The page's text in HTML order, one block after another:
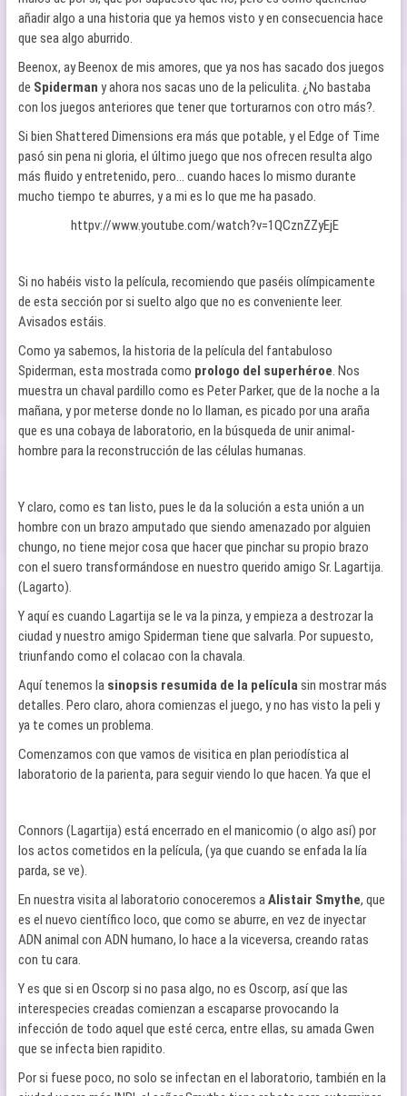
añadir algo a una historia que ya hemos visto y en consecuencia hace
que sea algo aburrido.
Beenox, ay Beenox de mis amores, que ya nos has sacado dos juegos
de Spiderman y ahora nos sacas uno de la peliculita. ¿No bastaba
con los juegos anteriores que tener que torturarnos con otro más?.
Si bien Shattered Dimensions era más que potable, y el Edge of Time
pasó sin pena ni gloria, el último juego que nos ofrecen resulta algo
más fluido y entretenido, pero… cuando haces lo mismo durante
mucho tiempo te aburres, y a mi es lo que me ha pasado.
httpv://www.youtube.com/watch?v=1QCznZZyEjE
Si no habéis visto la película, recomiendo que paséis olímpicamente
de esta sección por si suelto algo que no es conveniente leer.
Avisados estáis.
Como ya sabemos, la historia de la película del fantabuloso
Spiderman, esta mostrada como prologo del superhéroe. Nos
muestra un chaval pardillo como es Peter Parker, que de la noche a la
mañana, y por meterse donde no lo llaman, es picado por una araña
que es una cobaya de laboratorio, en la búsqueda de unir animal-
hombre para la reconstrucción de las células humanas.
Y claro, como es tan listo, pues le da la solución a esta unión a un
hombre con un brazo amputado que siendo amenazado por alguien
chungo, no tiene mejor cosa que hacer que pinchar su propio brazo
con el suero transformándose en nuestro querido amigo Sr. Lagartija.
(Lagarto).
Y aquí es cuando Lagartija se le va la pinza, y empieza a destrozar la
ciudad y nuestro amigo Spiderman tiene que salvarla. Por supuesto,
triunfando como el colacao con la chavala.
Aquí tenemos lasinopsis resumida de la películasin mostrar más
detalles. Pero claro, ahora comienzas el juego, y no has visto la peli y
ya te comes un problema.
Comenzamos con que vamos de visitica en plan periodística al
laboratorio de la parienta, para seguir viendo lo que hacen. Ya que el
Connors (Lagartija) está encerrado en el manicomio (o algo así) por
los actos cometidos en la película, (ya que cuando se enfada la lía
parda, se ve).
En nuestra visita al laboratorio conoceremos aAlistair Smythe, que
es el nuevo científico loco, que como se aburre, en vez de inyectar
ADN animal con ADN humano, lo hace a la viceversa, creando ratas
con tu cara.
Y es que si en Oscorp si no pasa algo, no es Oscorp, así que las
interespecies creadas comienzan a escaparse provocando la
infección de todo aquel que esté cerca, entre ellas, su amada Gwen
que se infecta bien rapidito.
Por si fuese poco, no solo se infectan en el laboratorio, también en la